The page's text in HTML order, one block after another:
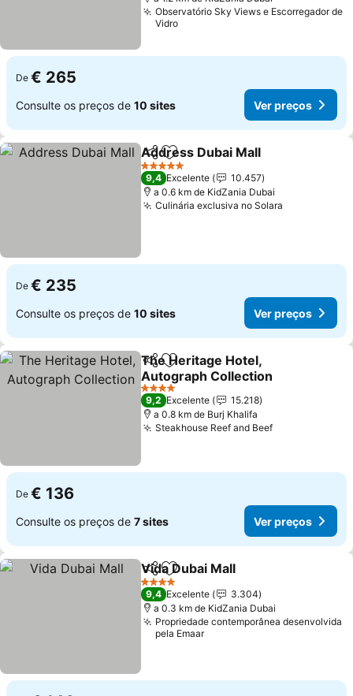
Observatório Sky Views e Escorregador de
Vidro
De € 265
Consulte os preços de 10 sites Ver preços
PartilharAdicionar aos favoritos
Address Dubai Mall
5 Estrelas
9,4 Excelente
10.457
a 0.6 km de KidZania Dubai
Culinária exclusiva no Solara
De € 235
Consulte os preços de 10 sites Ver preços
PartilharAdicionar aos favoritos
The Heritage Hotel,
Autograph Collection
4 Estrelas
9,2 Excelente
15.218
a 0.8 km de Burj Khalifa
Steakhouse Reef and Beef
De € 136
Consulte os preços de 7 sites Ver preços
PartilharAdicionar aos favoritos
Vida Dubai Mall
4 Estrelas
9,4 Excelente
3.304
a 0.3 km de KidZania Dubai
Propriedade contemporânea desenvolvida
pela Emaar